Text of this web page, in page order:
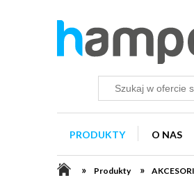
PRODUKTY O NAS
» Produkty »